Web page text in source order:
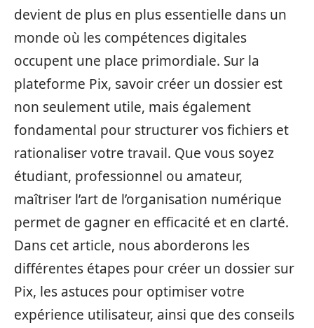
devient de plus en plus essentielle dans un
monde où les compétences digitales
occupent une place primordiale. Sur la
plateforme Pix, savoir créer un dossier est
non seulement utile, mais également
fondamental pour structurer vos fichiers et
rationaliser votre travail. Que vous soyez
étudiant, professionnel ou amateur,
maîtriser l’art de l’organisation numérique
permet de gagner en efficacité et en clarté.
Dans cet article, nous aborderons les
différentes étapes pour créer un dossier sur
Pix, les astuces pour optimiser votre
expérience utilisateur, ainsi que des conseils